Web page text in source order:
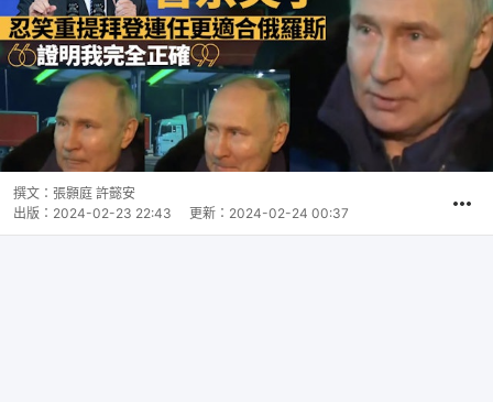
撰文： 張顥庭 許懿安
出版： 2024-02-23 22:43 更新： 2024-02-24 00:37